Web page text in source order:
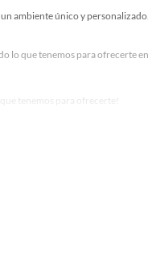
ambiente único y
lo que tenemos para ofrecerte
tenemos para ofrecerte!
y decoración. ¡Visítanos y